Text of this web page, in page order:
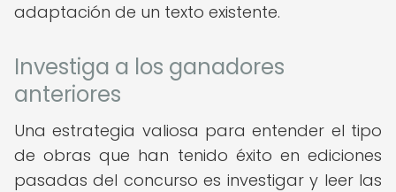
adaptación de un texto existente.
Investiga a los ganadores
anteriores
Una estrategia valiosa para entender el tipo
de obras que han tenido éxito en ediciones
pasadas del concurso es investigar y leer las